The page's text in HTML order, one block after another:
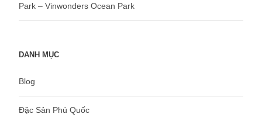
Park – Vinwonders Ocean Park
DANH MỤC
Blog
Đặc Sản Phú Quốc